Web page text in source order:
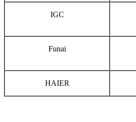
IGC
Funai
HAIER